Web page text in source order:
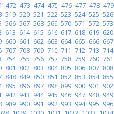
472 473 474 475 476 477 478 479
519 520 521 522 523 524 525 526
566 567 568 569 570 571 572 573
613 614 615 616 617 618 619 620
660 661 662 663 664 665 666 667
707 708 709 710 711 712 713 714
754 755 756 757 758 759 760 761
801 802 803 804 805 806 807 808
848 849 850 851 852 853 854 855
895 896 897 898 899 900 901 902
942 943 944 945 946 947 948 949
989 990 991 992 993 994 995 996